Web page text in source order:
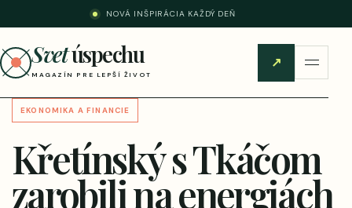
NOVÁ INŠPIRÁCIA KAŽDÝ DEŇ
Svetúspechu
MAGAZÍN PRE LEPŠÍ ŽIVOT
↗
EKONOMIKA A FINANCIE
Křetínský s Tkáčom
zarobili na energiách